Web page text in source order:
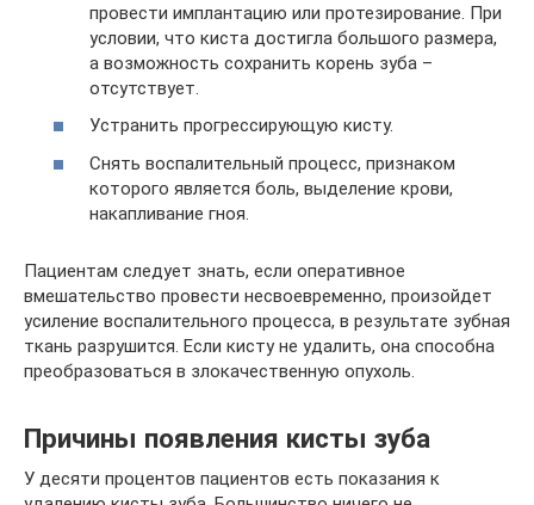
провести имплантацию или протезирование. При
условии, что киста достигла большого размера,
а возможность сохранить корень зуба –
отсутствует.
Устранить прогрессирующую кисту.
Снять воспалительный процесс, признаком
которого является боль, выделение крови,
накапливание гноя.
Пациентам следует знать, если оперативное
вмешательство провести несвоевременно, произойдет
усиление воспалительного процесса, в результате зубная
ткань разрушится. Если кисту не удалить, она способна
преобразоваться в злокачественную опухоль.
Причины появления кисты зуба
У десяти процентов пациентов есть показания к